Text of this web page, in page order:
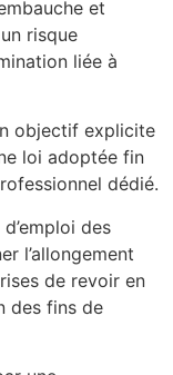
et
risque
liée à
objectif explicite
loi adoptée fin
dédié.
des
l’allongement
de revoir en
des fins de